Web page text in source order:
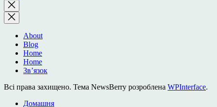
Закрити
пошук
About
Blog
Home
Home
Зв’язок
Всі права захищено. Тема NewsBerry розроблена WPInterface.
Домашня